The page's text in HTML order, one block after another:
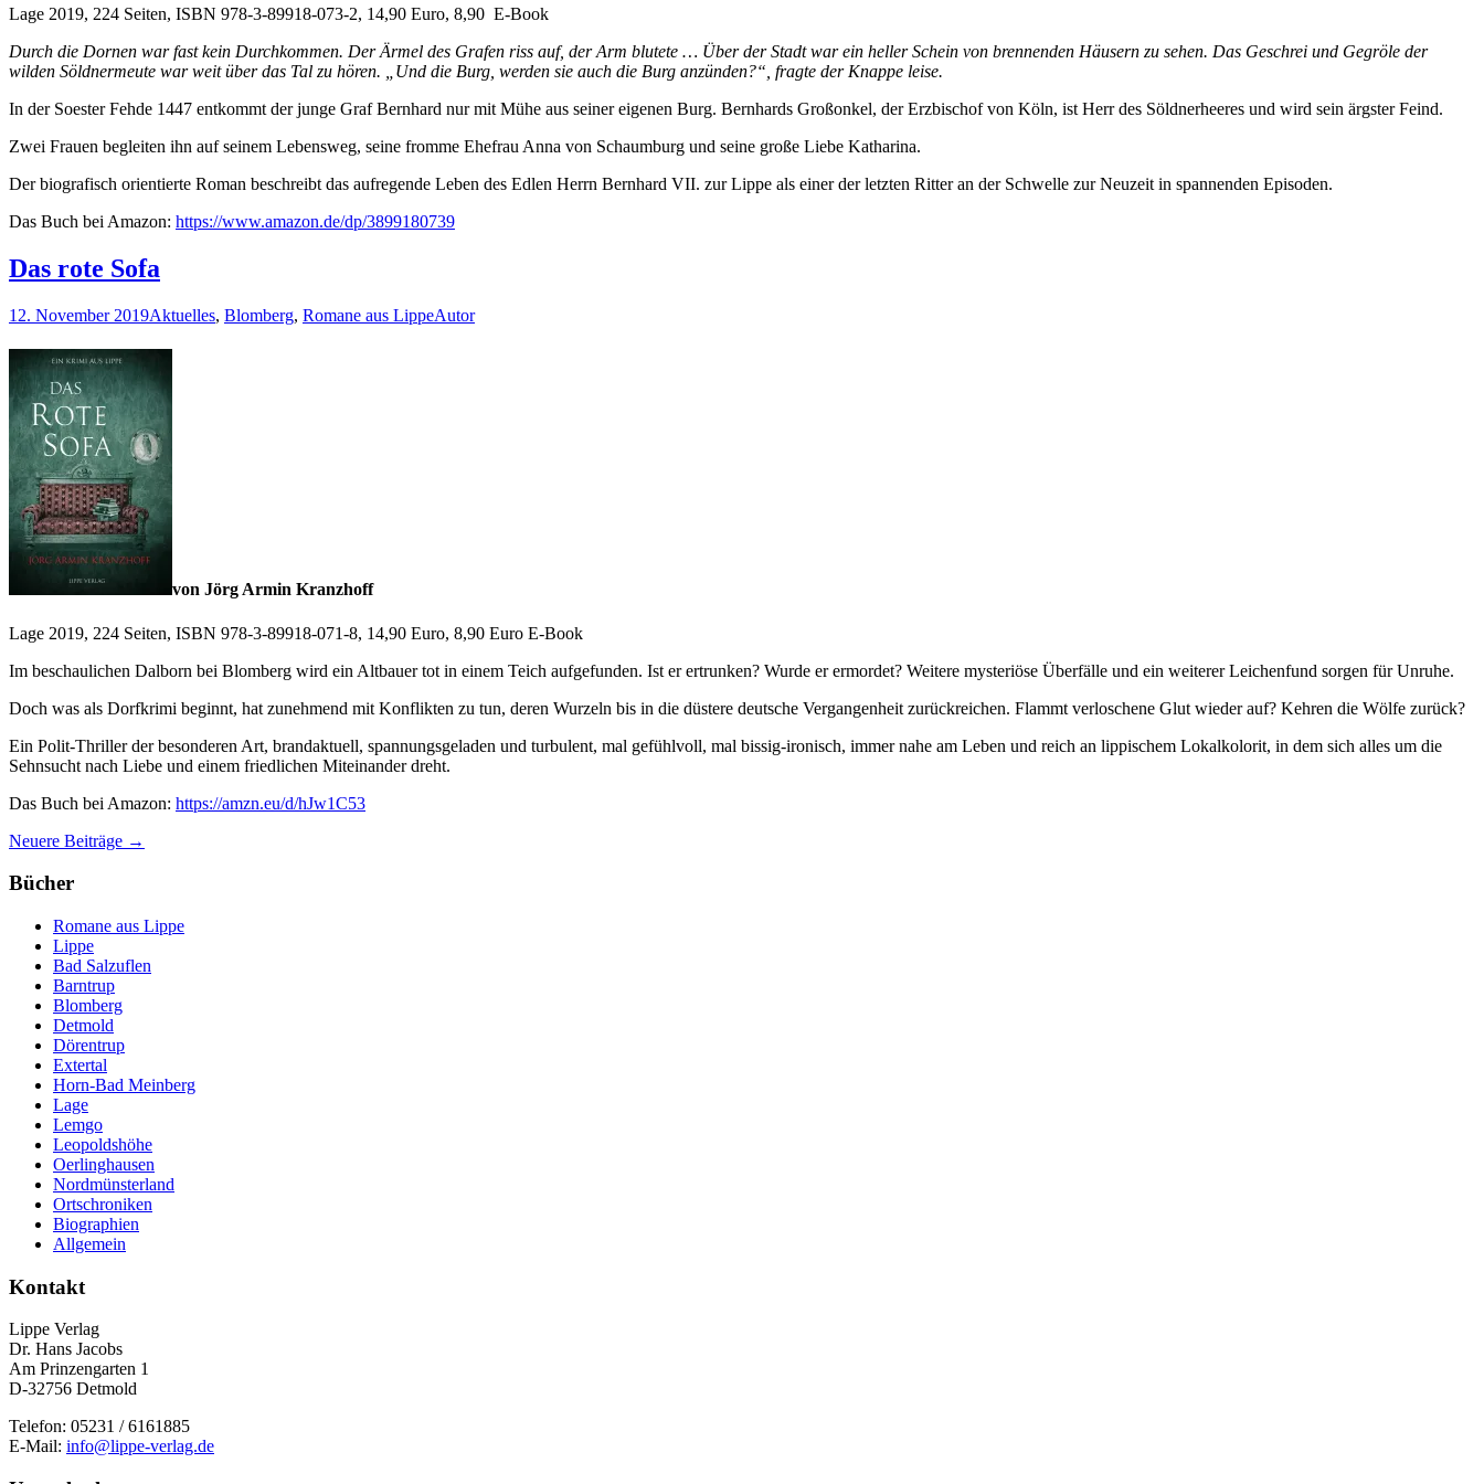
Lage 2019, 224 Seiten, ISBN 978-3-89918-073-2, 14,90 Euro, 8,90 E-Book
Durch die Dornen war fast kein Durchkommen. Der Ärmel des Grafen riss auf, der Arm blutete … Über der Stadt war ein heller Schein von brennenden Häusern zu sehen. Das Geschrei und Gegröle der
wilden Söldnermeute war weit über das Tal zu hören. „Und die Burg, werden sie auch die Burg anzünden?“, fragte der Knappe leise.
In der Soester Fehde 1447 entkommt der junge Graf Bernhard nur mit Mühe aus seiner eigenen Burg. Bernhards Großonkel, der Erzbischof von Köln, ist Herr des Söldnerheeres und wird sein ärgster Feind.
Zwei Frauen begleiten ihn auf seinem Lebensweg, seine fromme Ehefrau Anna von Schaumburg und seine große Liebe Katharina.
Der biografisch orientierte Roman beschreibt das aufregende Leben des Edlen Herrn Bernhard VII. zur Lippe als einer der letzten Ritter an der Schwelle zur Neuzeit in spannenden Episoden.
Das Buch bei Amazon: https://www.amazon.de/dp/3899180739
Das rote Sofa
12. November 2019Aktuelles, Blomberg, Romane aus LippeAutor
von Jörg Armin Kranzhoff
Lage 2019, 224 Seiten, ISBN 978-3-89918-071-8, 14,90 Euro, 8,90 Euro E-Book
Im beschaulichen Dalborn bei Blomberg wird ein Altbauer tot in einem Teich aufgefunden. Ist er ertrunken? Wurde er ermordet? Weitere mysteriöse Überfälle und ein weiterer Leichenfund sorgen für Unruhe.
Doch was als Dorfkrimi beginnt, hat zunehmend mit Konflikten zu tun, deren Wurzeln bis in die düstere deutsche Vergangenheit zurückreichen. Flammt verloschene Glut wieder auf? Kehren die Wölfe zurück?
Ein Polit-Thriller der besonderen Art, brandaktuell, spannungsgeladen und turbulent, mal gefühlvoll, mal bissig-ironisch, immer nahe am Leben und reich an lippischem Lokalkolorit, in dem sich alles um die
Sehnsucht nach Liebe und einem friedlichen Miteinander dreht.
Das Buch bei Amazon: https://amzn.eu/d/hJw1C53
Beitragsnavigation
Neuere Beiträge →
Bücher
Romane aus Lippe
Lippe
Bad Salzuflen
Barntrup
Blomberg
Detmold
Dörentrup
Extertal
Horn-Bad Meinberg
Lage
Lemgo
Leopoldshöhe
Oerlinghausen
Nordmünsterland
Ortschroniken
Biographien
Allgemein
Kontakt
Lippe Verlag
Dr. Hans Jacobs
Am Prinzengarten 1
D-32756 Detmold
Telefon: 05231 / 6161885
E-Mail: info@lippe-verlag.de